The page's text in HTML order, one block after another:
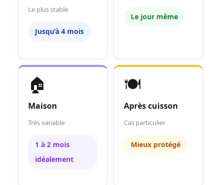
Le plus stable
Jusqu’à 4 mois
Le jour même
🏠
Maison
Très variable
1 à 2 mois
idéalement
🍽️
Après cuisson
Cas particulier
Mieux protégé